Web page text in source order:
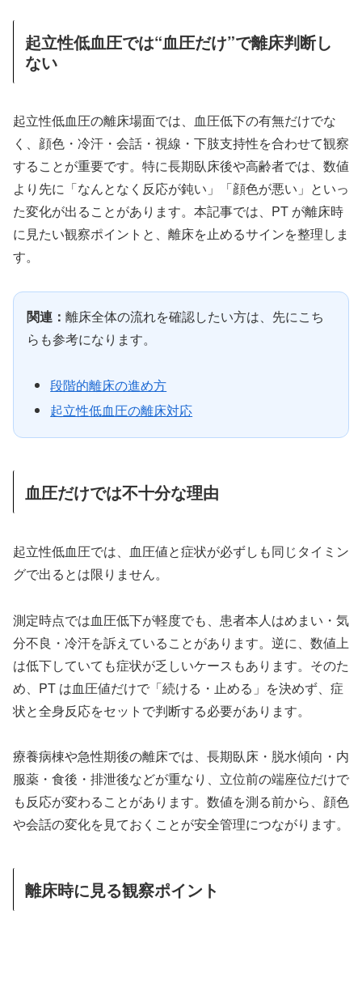
起立性低血圧では“血圧だけ”で離床判断し
ない
起立性低血圧の離床場面では、血圧低下の有無だけでな
く、顔色・冷汗・会話・視線・下肢支持性を合わせて観察
することが重要です。特に長期臥床後や高齢者では、数値
より先に「なんとなく反応が鈍い」「顔色が悪い」といっ
た変化が出ることがあります。本記事では、PT が離床時
に見たい観察ポイントと、離床を止めるサインを整理しま
す。
関連： 離床全体の流れを確認したい方は、先にこち
らも参考になります。
段階的離床の進め方
起立性低血圧の離床対応
血圧だけでは不十分な理由
起立性低血圧では、血圧値と症状が必ずしも同じタイミン
グで出るとは限りません。
測定時点では血圧低下が軽度でも、患者本人はめまい・気
分不良・冷汗を訴えていることがあります。逆に、数値上
は低下していても症状が乏しいケースもあります。そのた
め、PT は血圧値だけで「続ける・止める」を決めず、症
状と全身反応をセットで判断する必要があります。
療養病棟や急性期後の離床では、長期臥床・脱水傾向・内
服薬・食後・排泄後などが重なり、立位前の端座位だけで
も反応が変わることがあります。数値を測る前から、顔色
や会話の変化を見ておくことが安全管理につながります。
離床時に見る観察ポイント